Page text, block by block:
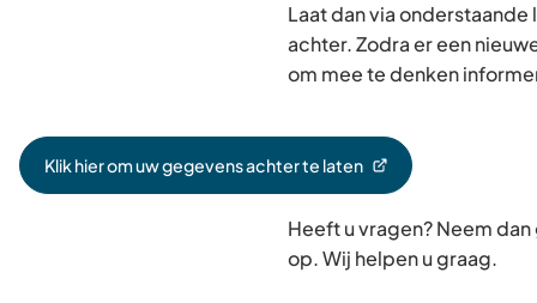
Laat dan via
achter. Zodra er een
om mee te denken
Klik hier om uw gegevens achter te laten
(Verwijst
Heeft u vragen? Neem
op. Wij helpen u graag.